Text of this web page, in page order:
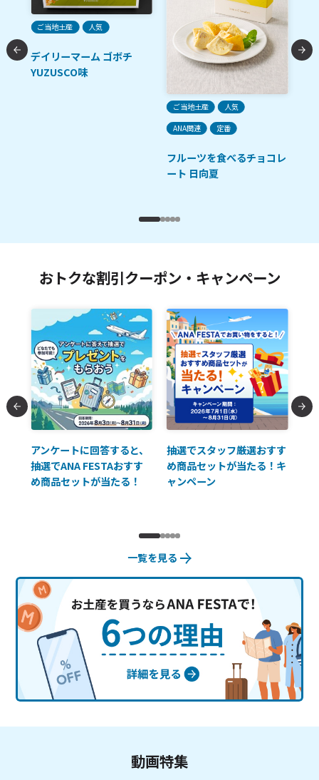
ご当地土産 人気
デイリーマーム ゴボチ
YUZUSCO味
ご当地土産
人気
ANA関連
定番
フルーツを食べるチョコレ
ート 日向夏
おトクな割引クーポン・キャンペーン
アンケートに回答すると、
抽選でANA FESTAおすす
め商品セットが当たる！
抽選でスタッフ厳選おすす
め商品セットが当たる！キ
ャンペーン
一覧を見る
動画特集